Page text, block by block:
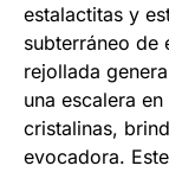
estalactitas y
subterráneo de
rejollada
una escalera
cristalinas,
evocadora.